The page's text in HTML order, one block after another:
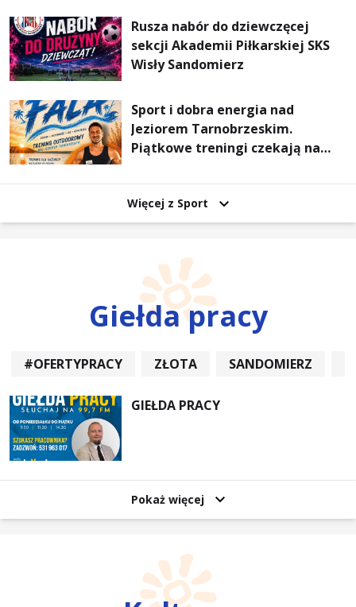
Rusza nabór do dziewczęcej
sekcji Akademii Piłkarskiej SKS
Wisły Sandomierz
Sport i dobra energia nad
Jeziorem Tarnobrzeskim.
Piątkowe treningi czekają na
Więcej z Sport
Giełda pracy
#OFERTYPRACY ZŁOTA SANDOMIERZ
GIEŁDA PRACY
Pokaż więcej